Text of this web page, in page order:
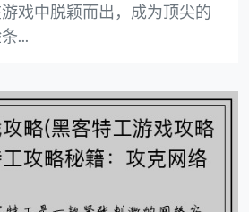
戏中脱颖而出，成为顶尖的
...